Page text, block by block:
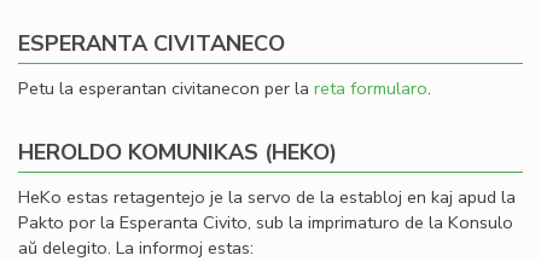
ESPERANTA CIVITANECO
Petu la esperantan civitanecon per la reta formularo.
HEROLDO KOMUNIKAS (HEKO)
HeKo estas retagentejo je la servo de la establoj en kaj apud la
Pakto por la Esperanta Civito, sub la imprimaturo de la Konsulo
aŭ delegito. La informoj estas: